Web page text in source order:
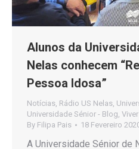
Alunos da
Nelas conhecem
Pessoa Idosa”
Notícias Rádio US Nelas
Universidade Sénior - Blog Viver
By Filipa Pais 18 Fevereiro
A Universidade Sénior de